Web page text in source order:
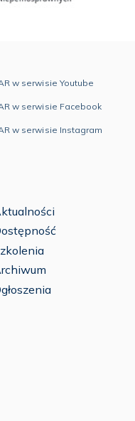
w serwisie Youtube
w serwisie Facebook
w serwisie Instagram